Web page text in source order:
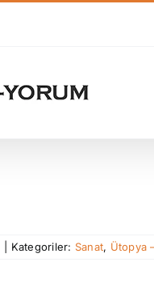
Kategoriler: Sanat, Ütopya